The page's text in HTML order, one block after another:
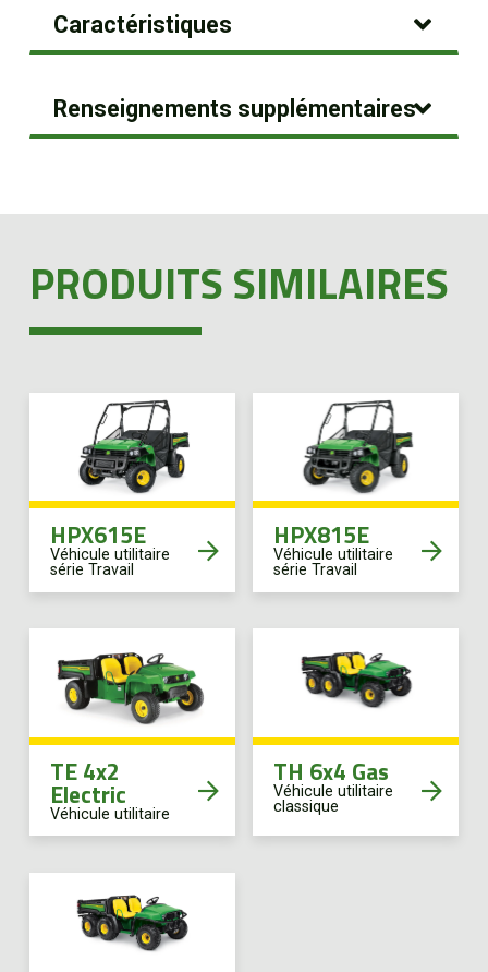
Caractéristiques
Renseignements supplémentaires
PRODUITS SIMILAIRES
HPX615E
Véhicule utilitaire
série Travail
HPX815E
Véhicule utilitaire
série Travail
TE 4x2
Electric
Véhicule utilitaire
TH 6x4 Gas
Véhicule utilitaire
classique